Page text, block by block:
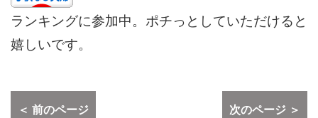
ランキングに参加中。ポチっとしていただけると
嬉しいです。
＜ 前のページ 次のページ ＞